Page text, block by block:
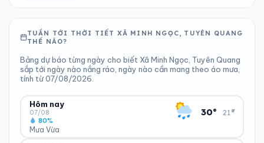
TUẦN TỚI THỜI TIẾT XÃ MINH NGỌC, TUYÊN QUANG
THẾ NÀO?
Bảng dự báo từng ngày cho biết Xã Minh Ngọc, Tuyên Quang
sắp tới ngày nào nắng ráo, ngày nào cần mang theo áo mưa,
tính từ 07/08/2026.
Hôm nay
07/08
Mưa Vừa
80%
30° 21°
▾